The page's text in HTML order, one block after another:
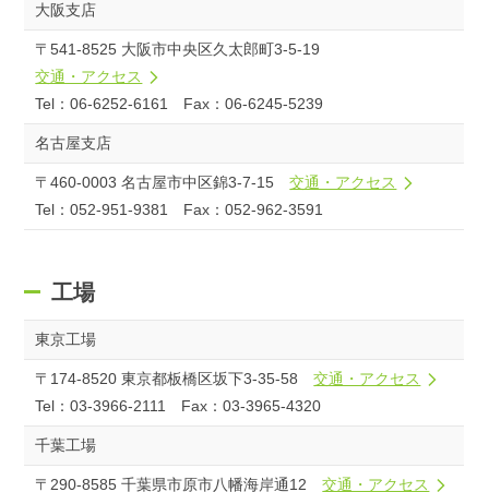
大阪支店
〒541-8525 大阪市中央区久太郎町3-5-19
交通・アクセス
Tel：06-6252-6161 Fax：06-6245-5239
名古屋支店
〒460-0003 名古屋市中区錦3-7-15交通・アクセス
Tel：052-951-9381 Fax：052-962-3591
工場
東京工場
〒174-8520 東京都板橋区坂下3-35-58交通・アクセス
Tel：03-3966-2111 Fax：03-3965-4320
千葉工場
〒290-8585 千葉県市原市八幡海岸通12交通・アクセス